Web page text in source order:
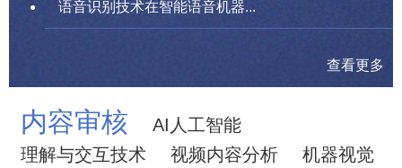
语音识别技术在智能语音机器...
查看更多
内容审核
AI人工智能
理解与交互技术
视频内容分析 机器视觉